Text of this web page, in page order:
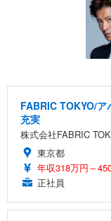
FABRIC TOKYO/ア
充実
株式会社FABRIC
東京都
年収318万円～
正社員